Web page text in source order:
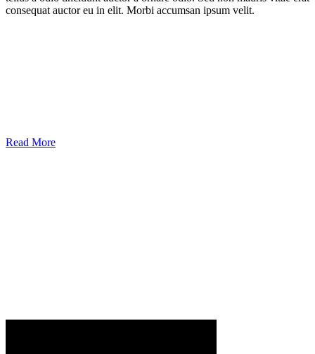
consequat auctor eu in elit. Morbi accumsan ipsum velit.
Read More